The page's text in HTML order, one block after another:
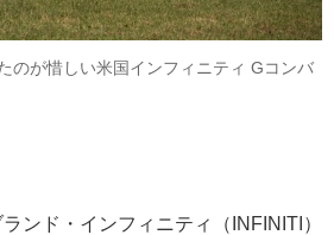
のが惜しい米国インフィニティ Gコンバ
ンド・インフィニティ（INFINITI）